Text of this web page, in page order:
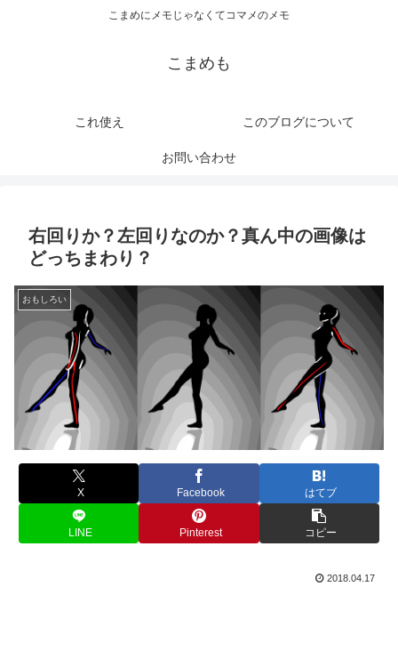
こまめにメモじゃなくてコマメのメモ
こまめも
これ使え このブログについて
お問い合わせ
右回りか？左回りなのか？真ん中の画像は
どっちまわり？
おもしろい
X Facebook はてブ
LINE Pinterest コピー
2018.04.17